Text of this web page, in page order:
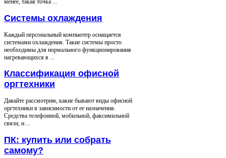
Системы охлаждения
Каждый персональный компьютер оснащается
системами охлаждения. Такие системы просто
необходимы для нормального функционирования
нагревающихся в ...
Классификация офисной
оргтехники
Давайте рассмотрим, какие бывают виды офисной
оргтехники в зависимости от ее назначения.
Средства телефонной, мобильной, факсимильной
связи, и ...
ПК: купить или собрать
самому?